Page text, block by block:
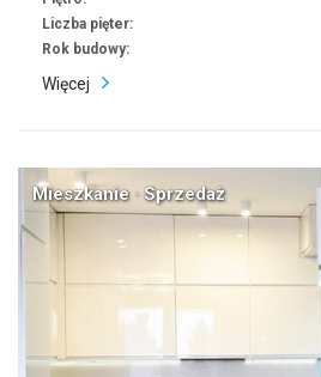
Liczba pięter:
Rok budowy:
Więcej
Mieszkanie · Sprzedaż